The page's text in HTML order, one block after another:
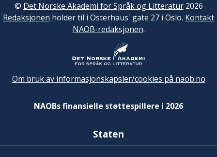
© Det Norske Akademi for Språk og Litteratur2026
Redaksjonen holder til i Osterhaus' gate 27 i Oslo. Kontakt
NAOB-redaksjonen.
Om bruk av informasjonskapsler/cookies på naob.no
NAOBs finansielle støttespillere i 2026
Staten